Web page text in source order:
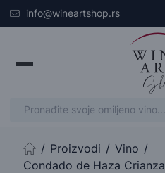
Skip to main content
info@wineartshop.rs
Početna stranica
Proizvodi
Vino
Condado de Haza Crianza